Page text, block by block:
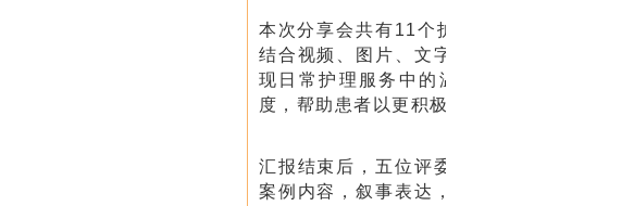
本次分享会共有11个护理片区参与展示，
结合视频、图片、文字等多种形式，生动
现日常护理服务中的温情细节与人文坚守
度，帮助患者以更积极的心态面对疾病与生活
汇报结束后，五位评委专家本着公平公正
案例内容，叙事表达，人文亮点逐一开展